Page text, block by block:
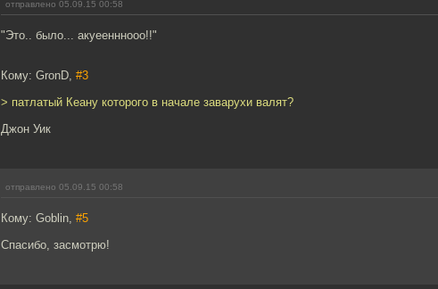
отправлено 05.09.15 00:58
"Это.. было... акуеенннооо!!"
Кому: GronD, #3
> патлатый Кеану которого в начале заварухи валят?
Джон Уик
отправлено 05.09.15 00:58
Кому: Goblin, #5
Спасибо, засмотрю!